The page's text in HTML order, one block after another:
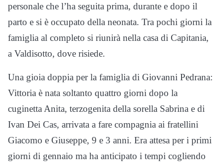
personale che l’ha seguita prima, durante e dopo il
parto e si è occupato della neonata. Tra pochi giorni la
famiglia al completo si riunirà nella casa di Capitania,
a Valdisotto, dove risiede.
Una gioia doppia per la famiglia di Giovanni Pedrana:
Vittoria è nata soltanto quattro giorni dopo la
cuginetta Anita, terzogenita della sorella Sabrina e di
Ivan Dei Cas, arrivata a fare compagnia ai fratellini
Giacomo e Giuseppe, 9 e 3 anni. Era attesa per i primi
giorni di gennaio ma ha anticipato i tempi cogliendo